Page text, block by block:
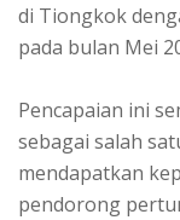
di Tiongkok
pada bulan Mei
Pencapaian ini
sebagai salah
mendapatkan
pendorong